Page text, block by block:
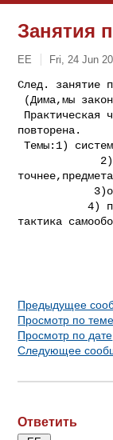
Занятия
ЕE Fri, 24 Jun
След. занятие
(Дима,мы
Практическая
повторена.
Темы:1)
4) прорыв
тактика
Предыдущее
Просмотр по теме
Просмотр по дате
Следующее
Ответить